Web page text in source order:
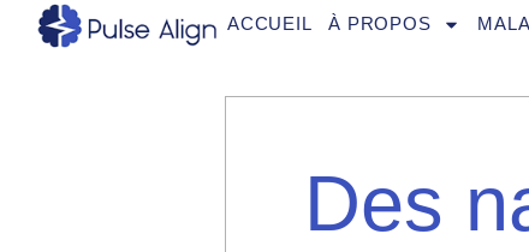
ACCUEIL À PROPOS
Des